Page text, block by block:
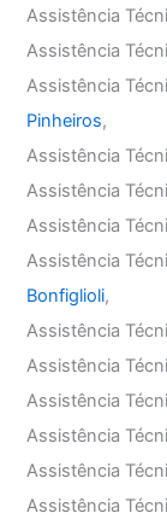
Assistência
Assistência
Assistência
Pinheiros,
Assistência
Assistência
Assistência
Assistência
Bonfiglioli,
Assistência
Assistência
Assistência
Assistência
Assistência
Assistência